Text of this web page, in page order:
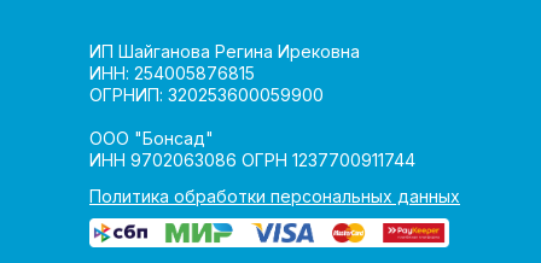
Политика обработки персональных данных
ИП Шайганова Регина Ирековна
ИНН: 254005876815
ОГРНИП: 320253600059900
ООО "Бонсад"
ИНН 9702063086 ОГРН 1237700911744